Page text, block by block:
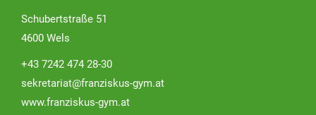
Schubertstraße 51
4600 Wels
+43 7242 474 28-30
sekretariat@franziskus-gym.at
www.franziskus-gym.at